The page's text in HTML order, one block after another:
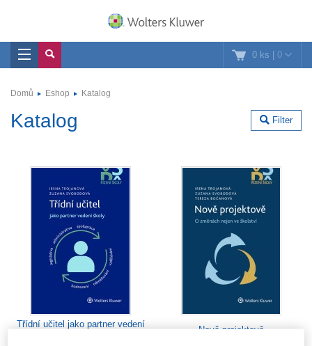
0 ks | 0
Domů Eshop Katalog
Filter
Katalog
Třídní učitel jako partner vedení
Nově projektově